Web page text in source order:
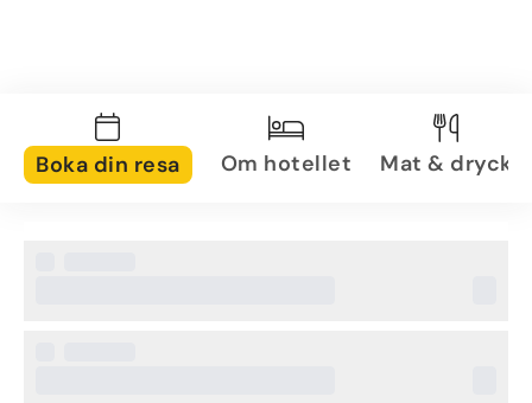
Boka din resa Om hotellet Mat & dryck